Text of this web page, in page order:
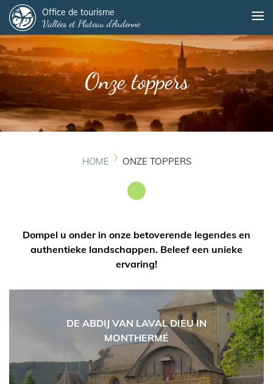
en
naar
inhoud
gaan
Office de tourisme
Vallées et Plateau d'Ardenne
Onze toppers
HOME ONZE TOPPERS
Dompel u onder in onze betoverende legendes en
authentieke landschappen. Beleef een unieke
ervaring!
DE ABDIJ VAN LAVAL DIEU IN
MONTHERMÉ
Panneau de gestion des cookies